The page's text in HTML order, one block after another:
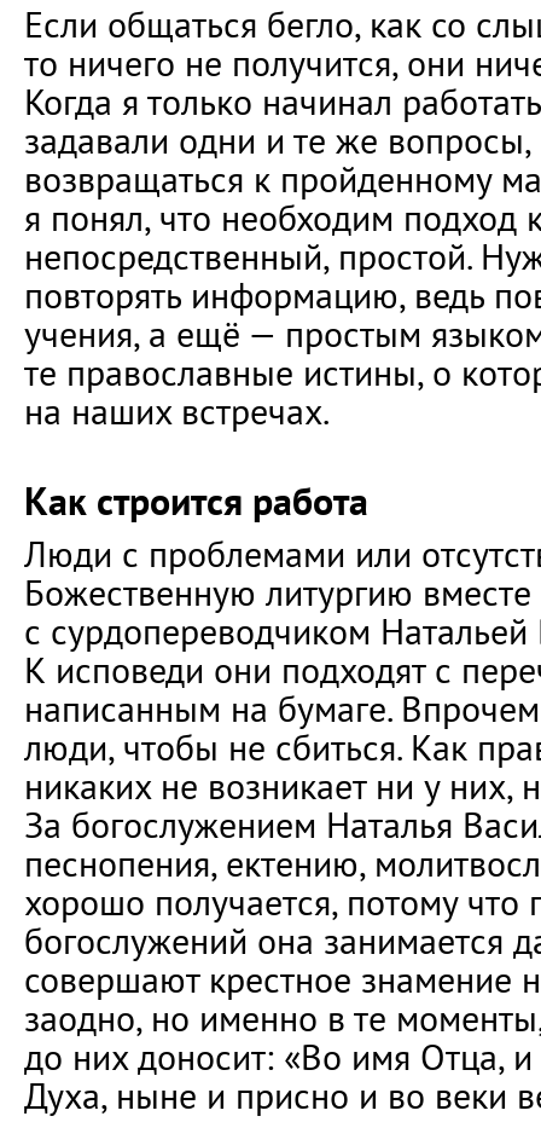
Если общаться бегло, как со
то ничего не получится, они
Когда я только начинал
задавали одни и те же
возвращаться к пройденному
я понял, что необходим подход
непосредственный, простой.
повторять информацию, ведь
учения, а ещё — простым
те православные истины, о
на наших встречах.
Как строится работа
Люди с проблемами или
Божественную литургию вместе
с сурдопереводчиком Натальей
К исповеди они подходят с
написанным на бумаге.
люди, чтобы не сбиться. Как
никаких не возникает ни у них,
За богослужением Наталья
песнопения, ектению,
хорошо получается, потому что
богослужений она занимается
совершают крестное знамение
заодно, но именно в те
до них доносит: «Во имя Отца,
Духа, ныне и присно и во веки